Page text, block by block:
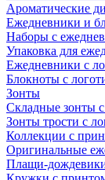
Ароматические
Ежедневники и
Наборы с
Упаковка для
Ежедневники с
Блокноты с
Зонты
Складные зонты
Зонты трости с
Коллекции с
Оригинальные
Плащи-